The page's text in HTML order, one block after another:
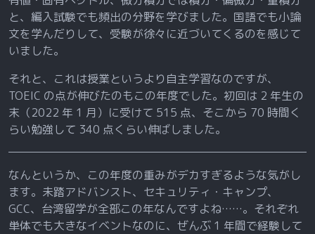
と、編入試験でも頻出の分野を学びました。国語でも小論
文を学んだりして、受験が徐々に近づいてくるのを感じて
いました。
それと、これは授業というより自主学習なのですが、
TOEIC の点が伸びたのもこの年度でした。初回は 2 年生の
末（2022 年 1 月）に受けて 515 点、そこから 70 時間く
らい勉強して 340 点くらい伸ばしました。
なんというか、この年度の重みがデカすぎるような気がし
ます。未踏アドバンスト、セキュリティ・キャンプ、
GCC、台湾留学が全部この年なんですよね……。それぞれ
単体でも大きなイベントなのに、ぜんぶ 1 年間で経験して